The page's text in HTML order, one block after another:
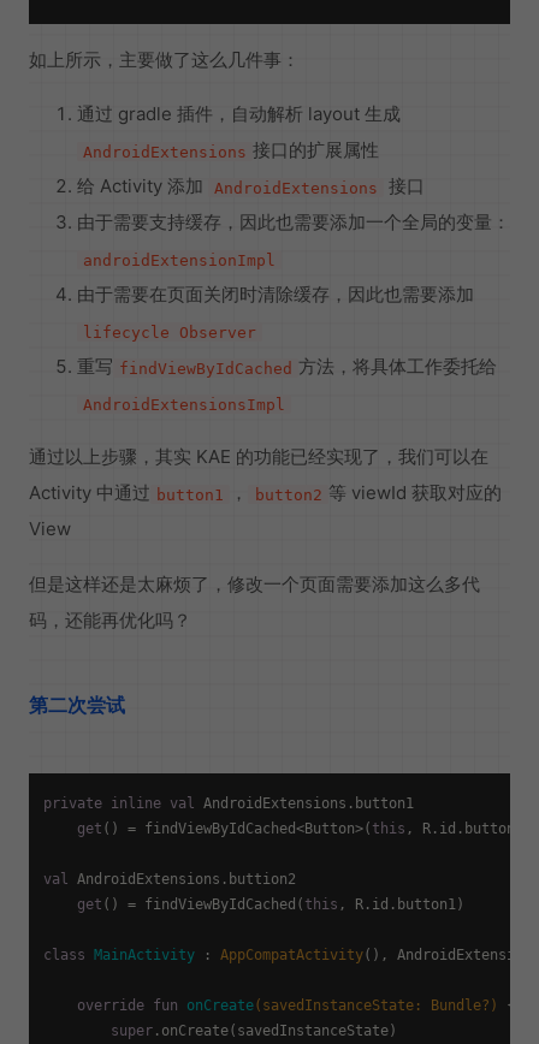
如上所示，主要做了这么几件事：
通过 gradle 插件，自动解析 layout 生成
AndroidExtensions 接口的扩展属性
给 Activity 添加
AndroidExtensions
接口
由于需要支持缓存，因此也需要添加一个全局的变量：
androidExtensionImpl
由于需要在页面关闭时清除缓存，因此也需要添加
lifecycle Observer
重写 findViewByIdCached 方法，将具体工作委托给
AndroidExtensionsImpl
通过以上步骤，其实 KAE 的功能已经实现了，我们可以在
Activity 中通过 button1 ， button2 等 viewId 获取对应的
View
但是这样还是太麻烦了，修改一个页面需要添加这么多代
码，还能再优化吗？
第二次尝试
private inline val AndroidExtensions.button1
get () = findViewByIdCached<Button>( this , R.id.button1)
val AndroidExtensions.buttion2
get () = findViewByIdCached( this , R.id.button1)
class MainActivity : AppCompatActivity(),
override fun onCreate(savedInstanceState: Bundle?)
{
super .onCreate(savedInstanceState)